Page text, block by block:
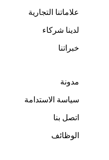
علاماتنا التجارية
لدينا شركاء
خبراتنا
مدونة
سياسة الاستدامة
اتصل بنا
الوظائف